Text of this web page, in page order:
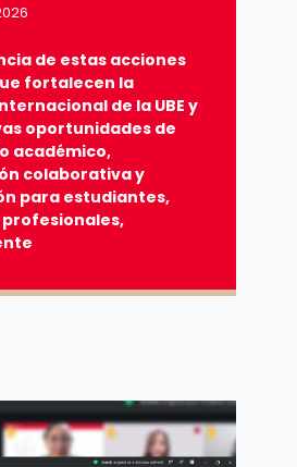
de estas acciones
fortalecen la
de la UBE y
oportunidades de
académico,
colaborativa y
para estudiantes,